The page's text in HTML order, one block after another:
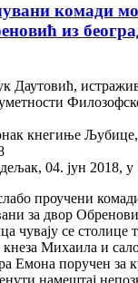
комади
из
Даутовић,
кнегиње
04. јун 2018, у
проучени
за двор
чувају се столице
Михаила и
Емона поручен за
намештај